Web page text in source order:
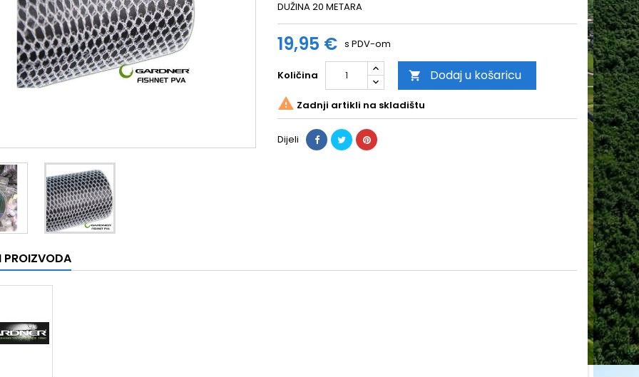
DUŽINA 20 METARA
19,95 € s PDV-om
Količina  Dodaj u košaricu
 Zadnji artikli na skladištu
Dijeli
PROIZVODA